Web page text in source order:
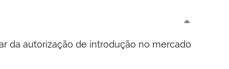
da autorização de introdução no mercado